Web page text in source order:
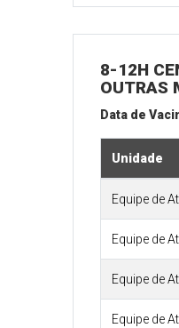
8-12H
OUTRAS
Data de
Unidade
Equipe de
Equipe de
Equipe de
Equipe de